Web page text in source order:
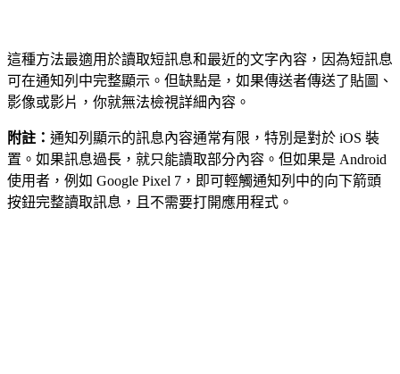
這種方法最適用於讀取短訊息和最近的文字內容，因為短訊息
可在通知列中完整顯示。但缺點是，如果傳送者傳送了貼圖、
影像或影片，你就無法檢視詳細內容。
附註： 通知列顯示的訊息內容通常有限，特別是對於 iOS 裝
置。如果訊息過長，就只能讀取部分內容。但如果是 Android
使用者，例如 Google Pixel 7，即可輕觸通知列中的向下箭頭
按鈕完整讀取訊息，且不需要打開應用程式。